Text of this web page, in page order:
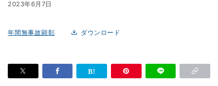
2023年6月7日
年間無事故顕彰 ダウンロード